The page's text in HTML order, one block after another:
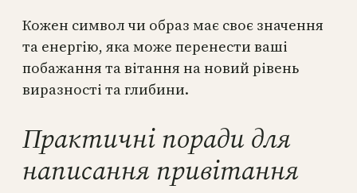
Кожен символ чи образ має своє значення
та енергію, яка може перенести ваші
побажання та вітання на новий рівень
виразності та глибини.
Практичні поради для
написання привітання